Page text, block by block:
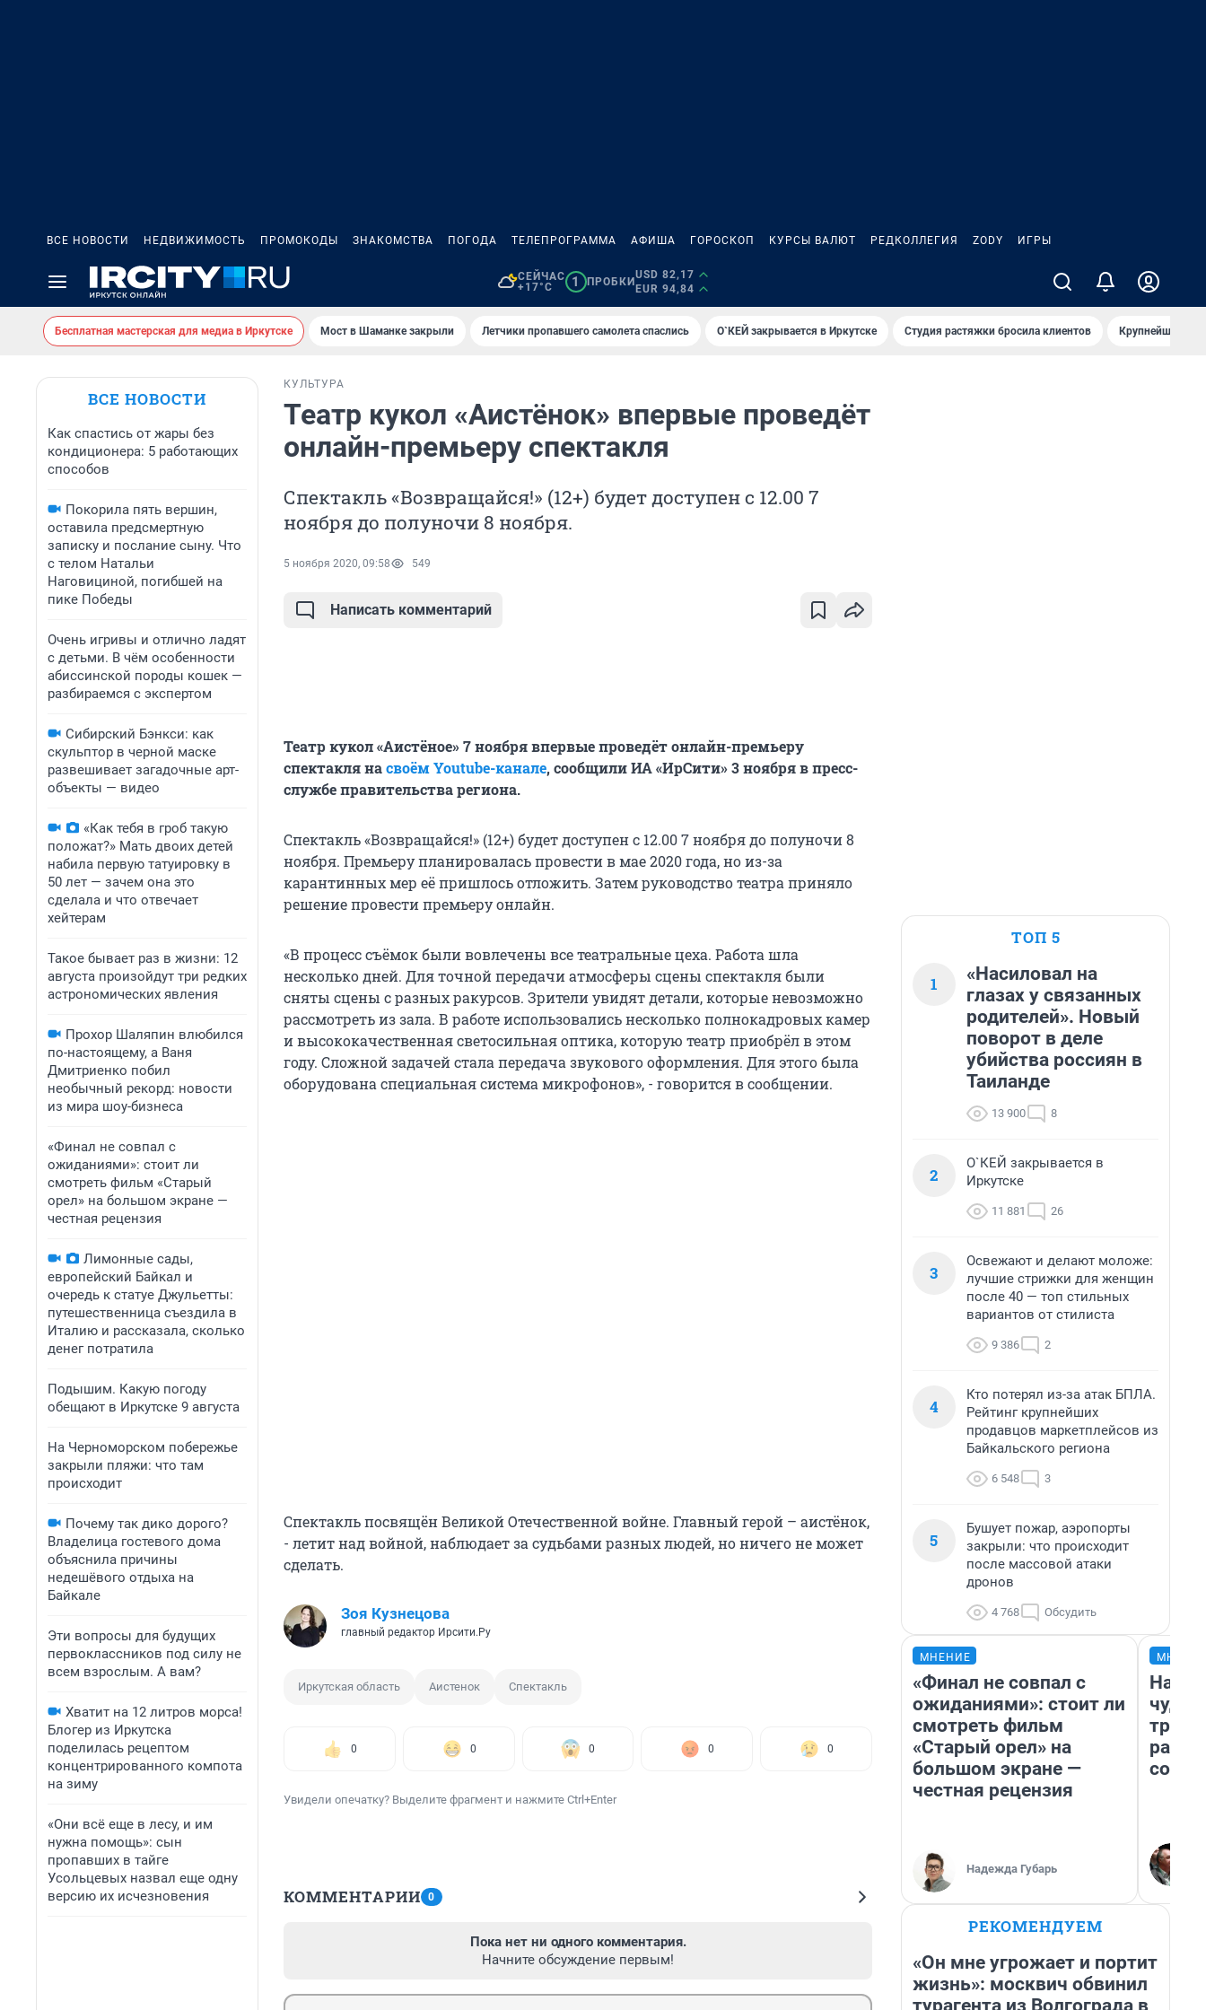
ВСЕ НОВОСТИ НЕДВИЖИМОСТЬ ПРОМОКОДЫ ЗНАКОМСТВА ПОГОДА ТЕЛЕПРОГРАММА АФИША ГОРОСКОП КУРСЫ ВАЛЮТ РЕДКОЛЛЕГИЯ ZODY ИГРЫ
СЕЙЧАС
+17°C
1 ПРОБКИ
USD 82,17
EUR 94,84
Бесплатная мастерская для медиа в Иркутске Мост в Шаманке закрыли Летчики пропавшего самолета спаслись О`КЕЙ закрывается в Иркутске Студия растяжки бросила клиентов Крупнейшие
ВСЕ НОВОСТИ
Как спастись от жары без
кондиционера: 5 работающих
способов
Покорила пять вершин,
оставила предсмертную
записку и послание сыну. Что
с телом Натальи
Наговициной, погибшей на
пике Победы
Очень игривы и отлично ладят
с детьми. В чём особенности
абиссинской породы кошек —
разбираемся с экспертом
Сибирский Бэнкси: как
скульптор в черной маске
развешивает загадочные арт-
объекты — видео
«Как тебя в гроб такую
положат?» Мать двоих детей
набила первую татуировку в
50 лет — зачем она это
сделала и что отвечает
хейтерам
Такое бывает раз в жизни: 12
августа произойдут три редких
астрономических явления
Прохор Шаляпин влюбился
по-настоящему, а Ваня
Дмитриенко побил
необычный рекорд: новости
из мира шоу-бизнеса
«Финал не совпал с
ожиданиями»: стоит ли
смотреть фильм «Старый
орел» на большом экране —
честная рецензия
Лимонные сады,
европейский Байкал и
очередь к статуе Джульетты:
путешественница съездила в
Италию и рассказала, сколько
денег потратила
Подышим. Какую погоду
обещают в Иркутске 9 августа
На Черноморском побережье
закрыли пляжи: что там
происходит
Почему так дико дорого?
Владелица гостевого дома
объяснила причины
недешёвого отдыха на
Байкале
Эти вопросы для будущих
первоклассников под силу не
всем взрослым. А вам?
Хватит на 12 литров морса!
Блогер из Иркутска
поделилась рецептом
концентрированного компота
на зиму
«Они всё еще в лесу, и им
нужна помощь»: сын
пропавших в тайге
Усольцевых назвал еще одну
версию их исчезновения
КУЛЬТУРА
Театр кукол «Аистёнок» впервые проведёт
онлайн-премьеру спектакля
Спектакль «Возвращайся!» (12+) будет доступен с 12.00 7
ноября до полуночи 8 ноября.
5 ноября 2020, 09:58 549
Написать комментарий
Театр кукол «Аистёное» 7 ноября впервые проведёт онлайн-премьеру
спектакля насвоём Youtube-канале, сообщили ИА «ИрСити» 3 ноября в пресс-
службе правительства региона.
Спектакль «Возвращайся!» (12+) будет доступен с 12.00 7 ноября до полуночи 8
ноября. Премьеру планировалась провести в мае 2020 года, но из-за
карантинных мер её пришлось отложить. Затем руководство театра приняло
решение провести премьеру онлайн.
«В процесс съёмок были вовлечены все театральные цеха. Работа шла
несколько дней. Для точной передачи атмосферы сцены спектакля были
сняты сцены с разных ракурсов. Зрители увидят детали, которые невозможно
рассмотреть из зала. В работе использовались несколько полнокадровых камер
и высококачественная светосильная оптика, которую театр приобрёл в этом
году. Сложной задачей стала передача звукового оформления. Для этого была
оборудована специальная система микрофонов», - говорится в сообщении.
Спектакль посвящён Великой Отечественной войне. Главный герой – аистёнок,
- летит над войной, наблюдает за судьбами разных людей, но ничего не может
сделать.
Зоя Кузнецова
главный редактор Ирсити.Ру
Иркутская область Аистенок Спектакль
0 0 0 0 0
Увидели опечатку? Выделите фрагмент и нажмите Ctrl+Enter
КОММЕНТАРИИ 0
Пока нет ни одного комментария.
Начните обсуждение первым!
ТОП 5
1
«Насиловал на
глазах у связанных
родителей». Новый
поворот в деле
убийства россиян в
Таиланде
13 900 8
2
О`КЕЙ закрывается в
Иркутске
11 881 26
3
Освежают и делают моложе:
лучшие стрижки для женщин
после 40 — топ стильных
вариантов от стилиста
9 386 2
4
Кто потерял из-за атак БПЛА.
Рейтинг крупнейших
продавцов маркетплейсов из
Байкальского региона
6 548 3
5
Бушует пожар, аэропорты
закрыли: что происходит
после массовой атаки
дронов
4 768 Обсудить
МНЕНИЕ
«Финал не совпал с
ожиданиями»: стоит ли
смотреть фильм
«Старый орел» на
большом экране —
честная рецензия
Надежда Губарь
РЕКОМЕНДУЕМ
«Он мне угрожает и портит
жизнь»: москвич обвинил
турагента из Волгограда в